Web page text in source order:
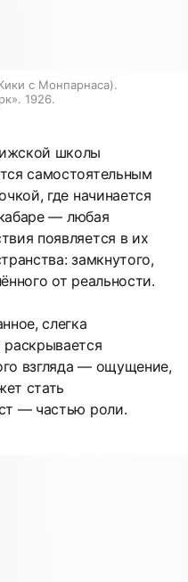
с Монпарнаса).
1926.
школы
самостоятельным
где начинается
— любая
появляется в их
замкнутого,
от реальности.
слегка
раскрывается
взгляда — ощущение,
стать
— частью роли.